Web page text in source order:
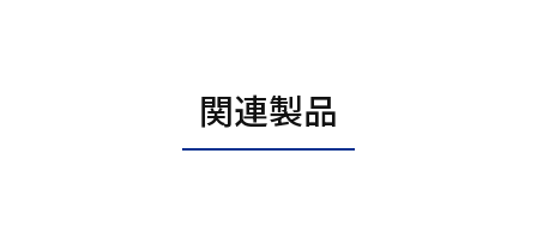
関連製品